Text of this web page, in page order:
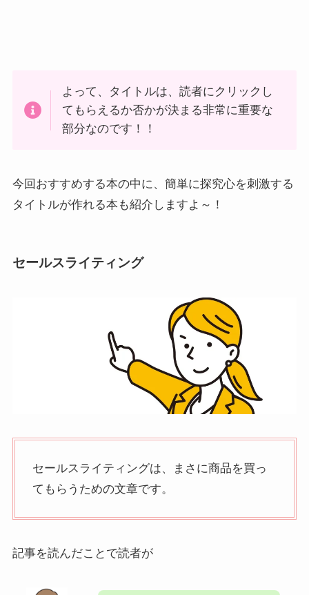
よって、タイトルは、読者にクリックし
てもらえるか否かが決まる非常に重要な
部分なのです！！
今回おすすめする本の中に、簡単に探究心を刺激する
タイトルが作れる本も紹介しますよ～！
セールスライティング
セールスライティングは、まさに商品を買っ
てもらうための文章です。
記事を読んだことで読者が